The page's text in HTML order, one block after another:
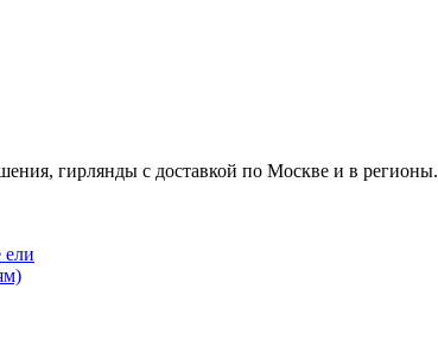
гирлянды с доставкой по Москве и в регионы.
ели